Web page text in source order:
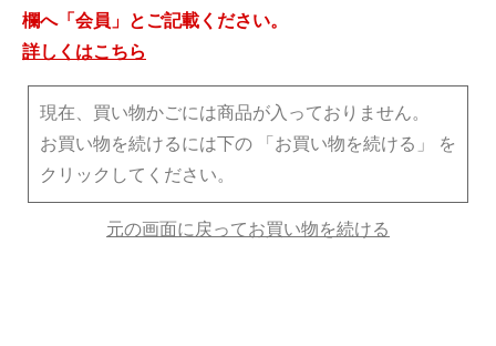
刺繍について
お買い物ガイド
今治タオルについて
当サイトについて
欄へ「会員」とご記載ください。
詳しくはこちら
現在、買い物かごには商品が入っておりません。
お買い物を続けるには下の 「お買い物を続ける」 を
クリックしてください。
元の画面に戻ってお買い物を続ける